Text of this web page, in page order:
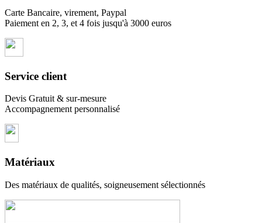
Carte Bancaire, virement, Paypal
Paiement en 2, 3, et 4 fois jusqu'à 3000 euros
Service client
Devis Gratuit & sur-mesure
Accompagnement personnalisé
Matériaux
Des matériaux de qualités, soigneusement sélectionnés